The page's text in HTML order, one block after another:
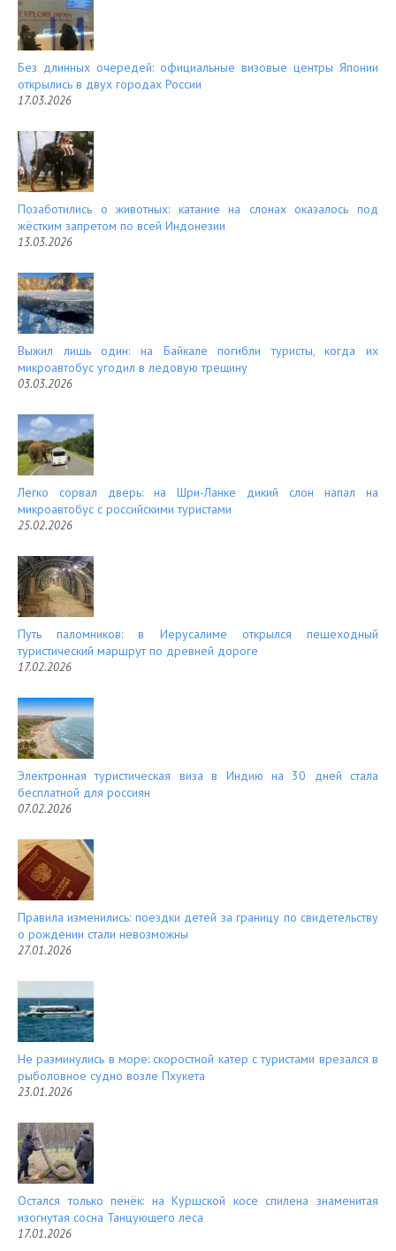
t
Без длинных очередей: официальные визовые центры Японии
открылись в двух городах России
17.03.2026
Позаботились о животных: катание на слонах оказалось под
жёстким запретом по всей Индонезии
13.03.2026
Выжил лишь один: на Байкале погибли туристы, когда их
микроавтобус угодил в ледовую трещину
03.03.2026
Легко сорвал дверь: на Шри-Ланке дикий слон напал на
микроавтобус с российскими туристами
25.02.2026
Путь паломников: в Иерусалиме открылся пешеходный
туристический маршрут по древней дороге
17.02.2026
Электронная туристическая виза в Индию на 30 дней стала
бесплатной для россиян
07.02.2026
Правила изменились: поездки детей за границу по свидетельству
о рождении стали невозможны
27.01.2026
Не разминулись в море: скоростной катер с туристами врезался в
рыболовное судно возле Пхукета
23.01.2026
Остался только пенёк: на Куршской косе спилена знаменитая
изогнутая сосна Танцующего леса
17.01.2026